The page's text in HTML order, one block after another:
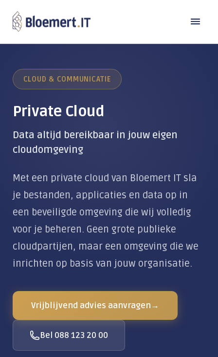
DE MODERNE WERKPLEK
Laptops en computers
Microsoft 365
Microsoft Teams
CLOUD & COMMUNICATIE
Private Cloud
Wifi & Netwerk
Zakelijke telefonie
AI-telefoonagent
Vergadertechniek
Branches
Bouw
Transport
Industrie
Detailhandel
Publieke sector
Zakelijke dienstverlening
Referenties
Over Bloemert IT
Werken bij
Locaties
TeamViewer
Klantportaal
CLOUD & COMMUNICATIE
Private Cloud
Data altijd bereikbaar in jouw eigen
cloudomgeving
Met een private cloud van Bloemert IT sla
je bestanden, applicaties en data op in
een beveiligde omgeving die wij volledig
voor je beheren. Geen grote publieke
cloudpartijen, maar een omgeving die we
inrichten op basis van jouw organisatie.
Vrijblijvend advies aanvragen→
Bel 088 123 20 00